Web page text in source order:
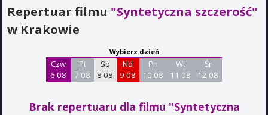
Repertuar filmu "Syntetyczna szczerość"
w Krakowie
Wybierz dzień
Czw
6 08
Pt
7 08
Sb
8 08
Nd
9 08
Pn
10 08
Wt
11 08
Śr
12 08
Brak repertuaru dla filmu "Syntetyczna